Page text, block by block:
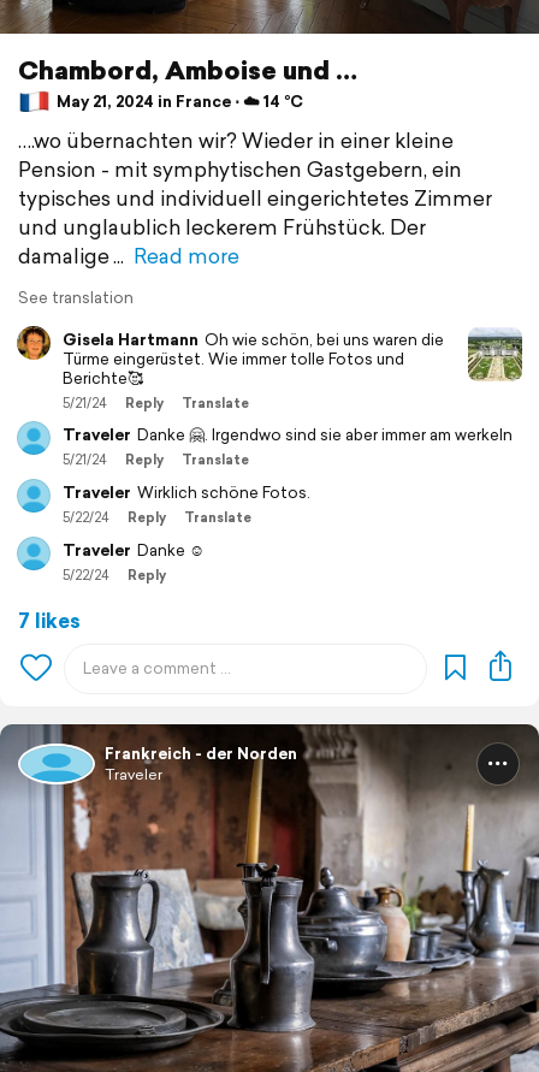
Chambord, Amboise und …
May 21, 2024 in France ⋅ ☁️ 14 °C
….wo übernachten wir? Wieder in einer kleine
Pension - mit symphytischen Gastgebern, ein
typisches und individuell eingerichtetes Zimmer
und unglaublich leckerem Frühstück. Der
damalige
Read more
See translation
Gisela Hartmann Oh wie schön, bei uns waren die
Türme eingerüstet. Wie immer tolle Fotos und
Berichte🥰
5/21/24 Reply Translate
Traveler Danke 🤗. Irgendwo sind sie aber immer am werkeln
5/21/24 Reply Translate
Traveler Wirklich schöne Fotos.
5/22/24 Reply Translate
Traveler Danke ☺️
5/22/24 Reply
7 likes
Frankreich - der Norden
Traveler